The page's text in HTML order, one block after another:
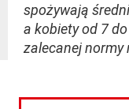
spożywają
a kobiety od 7
zalecanej normy